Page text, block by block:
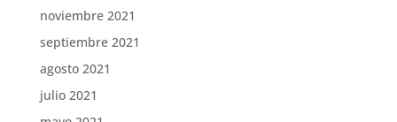
noviembre 2021
septiembre 2021
agosto 2021
julio 2021